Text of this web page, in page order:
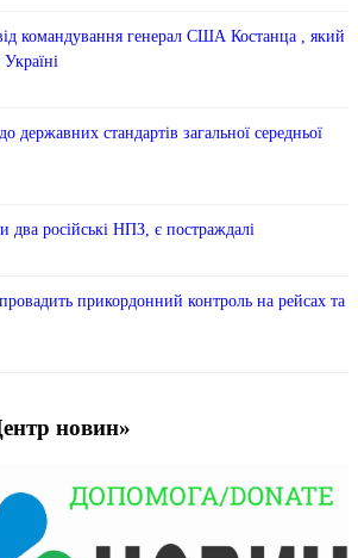
командування генерал США Костанца , який
державних стандартів загальної середньої
два російські НПЗ, є постраждалі
прикордонний контроль на рейсах та
новин»